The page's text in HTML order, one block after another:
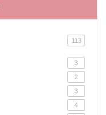
113
3
2
3
4